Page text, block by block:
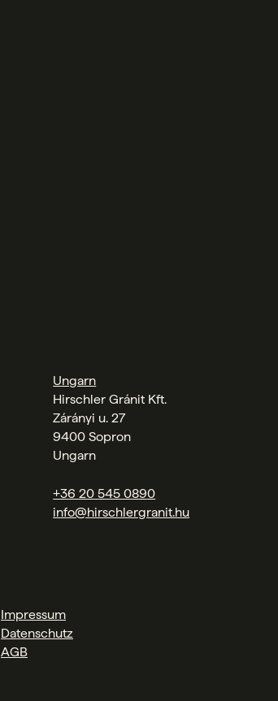
Ungarn
Hirschler Gránit Kft.
Zárányi u. 27
9400 Sopron
Ungarn
+36 20 545 0890
info@hirschlergranit.hu
Impressum
Datenschutz
AGB